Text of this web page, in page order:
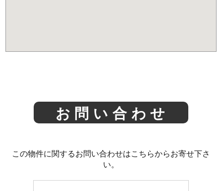
お問い合わせ
この物件に関するお問い合わせはこちらからお寄せ下さ
い。